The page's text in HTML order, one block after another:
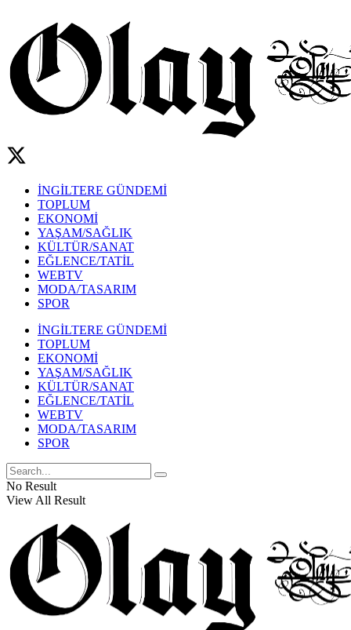
İNGİLTERE GÜNDEMİ
TOPLUM
EKONOMİ
YAŞAM/SAĞLIK
KÜLTÜR/SANAT
EĞLENCE/TATİL
WEBTV
MODA/TASARIM
SPOR
İNGİLTERE GÜNDEMİ
TOPLUM
EKONOMİ
YAŞAM/SAĞLIK
KÜLTÜR/SANAT
EĞLENCE/TATİL
WEBTV
MODA/TASARIM
SPOR
No Result
View All Result